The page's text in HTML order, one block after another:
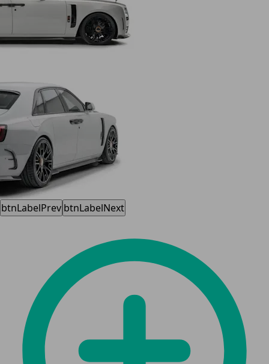
btnLabelPrev btnLabelNext